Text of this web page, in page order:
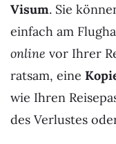
Visum. Sie
einfach am
online vor Ihrer
ratsam, eine
wie Ihren
des Verlustes